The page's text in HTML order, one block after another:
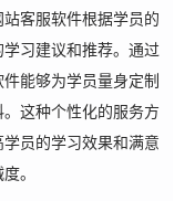
客服软件根据学员的
习建议和推荐。通过
能够为学员量身定制
这种个性化的服务方
员的学习效果和满意
。